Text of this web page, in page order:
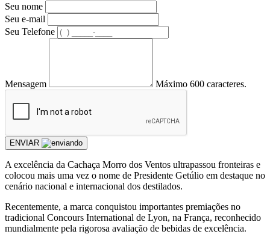
Seu nome
Seu e-mail
Seu Telefone
Mensagem Máximo 600 caracteres.
ENVIAR
A excelência da Cachaça Morro dos Ventos ultrapassou fronteiras e
colocou mais uma vez o nome de Presidente Getúlio em destaque no
cenário nacional e internacional dos destilados.
Recentemente, a marca conquistou importantes premiações no
tradicional Concours International de Lyon, na França, reconhecido
mundialmente pela rigorosa avaliação de bebidas de excelência.